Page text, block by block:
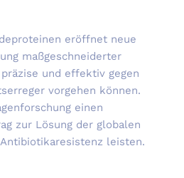
eröffnet neue
maßgeschneiderter
und effektiv gegen
vorgehen können.
einen
zur Lösung der globalen
leisten.